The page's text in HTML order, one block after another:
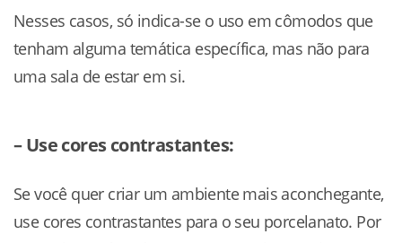
Nesses casos, só indica-se o uso em cômodos que
tenham alguma temática específica, mas não para
uma sala de estar em si.
– Use cores contrastantes:
Se você quer criar um ambiente mais aconchegante,
use cores contrastantes para o seu porcelanato. Por